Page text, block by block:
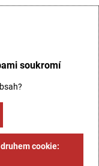
soukromí
cookie: